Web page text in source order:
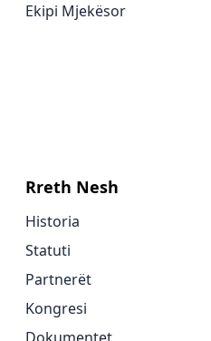
Ekipi Mjekësor
Rreth Nesh
Historia
Statuti
Partnerët
Kongresi